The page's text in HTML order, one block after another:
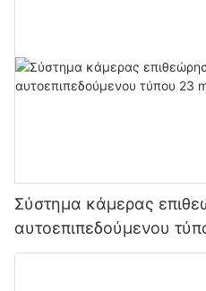
Σύστημα κάμερας
αυτοεπιπεδούμενου